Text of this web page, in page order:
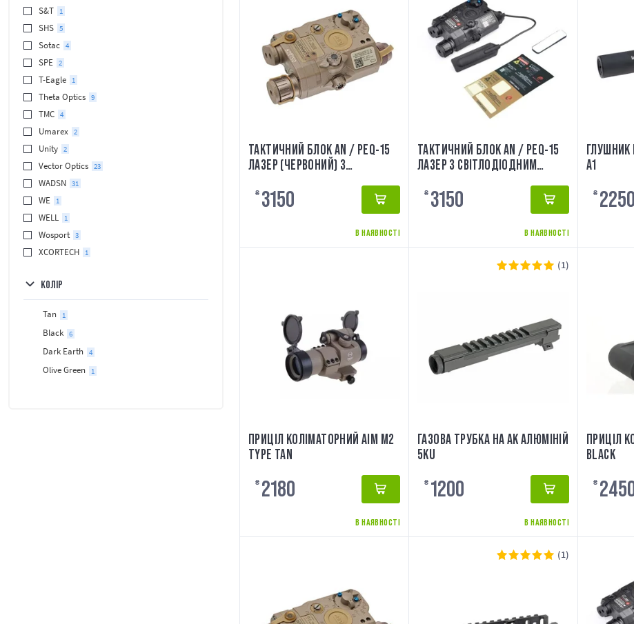
S&T 1
SHS 5
Sotac 4
SPE 2
T-Eagle 1
Theta Optics 9
TMC 4
Umarex 2
Unity 2
Vector Optics 23
WADSN 31
WE 1
WELL 1
Wosport 3
XCORTECH 1
КОЛІР
Tan 1
Black 6
Dark Earth 4
Olive Green 1
ТАКТИЧНИЙ БЛОК AN / PEQ-15
ЛАЗЕР (ЧЕРВОНИЙ) З
TAN ELEMENT
₴ 3150
В НАЯВНОСТІ
ТАКТИЧНИЙ БЛОК AN / PEQ-15
ЛАЗЕР З СВІТЛОДІОДНИМ
₴ 3150
В НАЯВНОСТІ
ГЛУШНИК
A1
₴ 2250
ПРИЦІЛ КОЛІМАТОРНИЙ AIM М2
TYPE TAN
₴ 2180
В НАЯВНОСТІ
(1)
ГАЗОВА ТРУБКА НА AK АЛЮМІНІЙ
5KU
₴ 1200
В НАЯВНОСТІ
ПРИЦІЛ
BLACK
₴
(1)